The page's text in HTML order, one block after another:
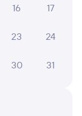
16 17
23 24
30 31